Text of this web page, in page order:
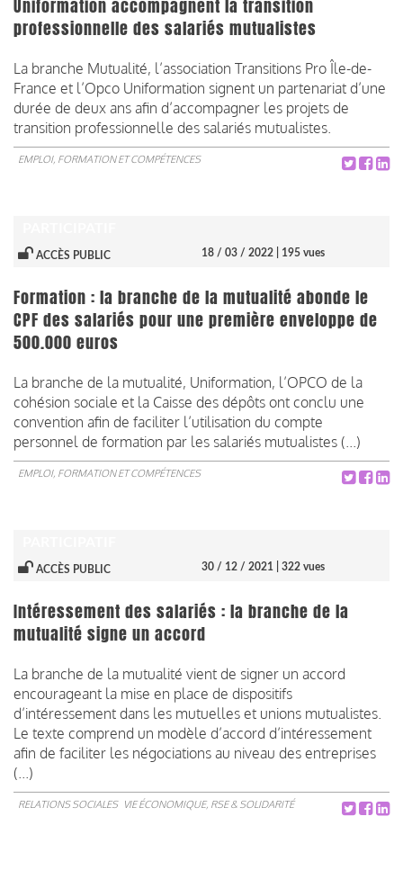
Uniformation accompagnent la transition
professionnelle des salariés mutualistes
La branche Mutualité, l’association Transitions Pro Île-de-
France et l’Opco Uniformation signent un partenariat d’une
durée de deux ans afin d’accompagner les projets de
transition professionnelle des salariés mutualistes.
EMPLOI, FORMATION ET COMPÉTENCES
ACCÈS PUBLIC 18 / 03 / 2022 | 195 vues
Formation : la branche de la mutualité abonde le
CPF des salariés pour une première enveloppe de
500.000 euros
La branche de la mutualité, Uniformation, l’OPCO de la
cohésion sociale et la Caisse des dépôts ont conclu une
convention afin de faciliter l’utilisation du compte
personnel de formation par les salariés mutualistes (...)
EMPLOI, FORMATION ET COMPÉTENCES
ACCÈS PUBLIC 30 / 12 / 2021 | 322 vues
Intéressement des salariés : la branche de la
mutualité signe un accord
La branche de la mutualité vient de signer un accord
encourageant la mise en place de dispositifs
d’intéressement dans les mutuelles et unions mutualistes.
Le texte comprend un modèle d’accord d’intéressement
afin de faciliter les négociations au niveau des entreprises
(...)
RELATIONS SOCIALES VIE ÉCONOMIQUE, RSE & SOLIDARITÉ